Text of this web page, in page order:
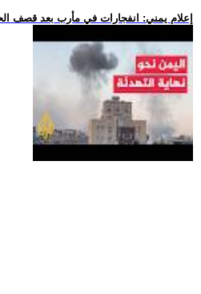
.. إعلام يمني: انفجارات في مأرب بعد قصف